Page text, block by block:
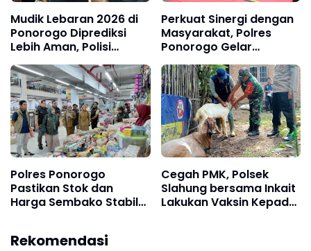
Mudik Lebaran 2026 di
Ponorogo Diprediksi
Lebih Aman, Polisi
Siagakan Pos dan
Antisipasi Jalur Longsor
Perkuat Sinergi dengan
Masyarakat, Polres
Ponorogo Gelar
Bhayangkara Run 2026
Diikuti 1.500 Pelari
Polres Ponorogo
Pastikan Stok dan
Harga Sembako Stabil
Cegah PMK, Polsek
Slahung bersama Inkait
Lakukan Vaksin Kepada
Rekomendasi